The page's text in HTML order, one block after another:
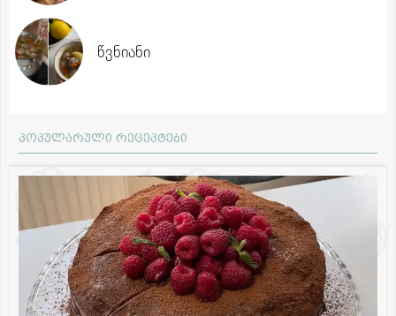
წვნიანი
პოპულარული რეცეპტები